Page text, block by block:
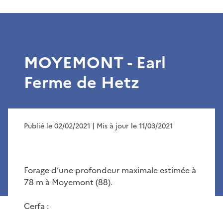
MOYEMONT - Earl
Ferme de Hetz
Publié le 02/02/2021 | Mis à jour le 11/03/2021
Forage d’une profondeur maximale estimée à
78 m à Moyemont (88).
Cerfa :